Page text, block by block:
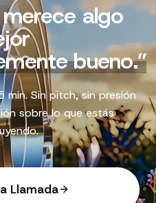
algo
bueno.”
min. Sin pitch, sin presión
sobre lo que estás
Llamada